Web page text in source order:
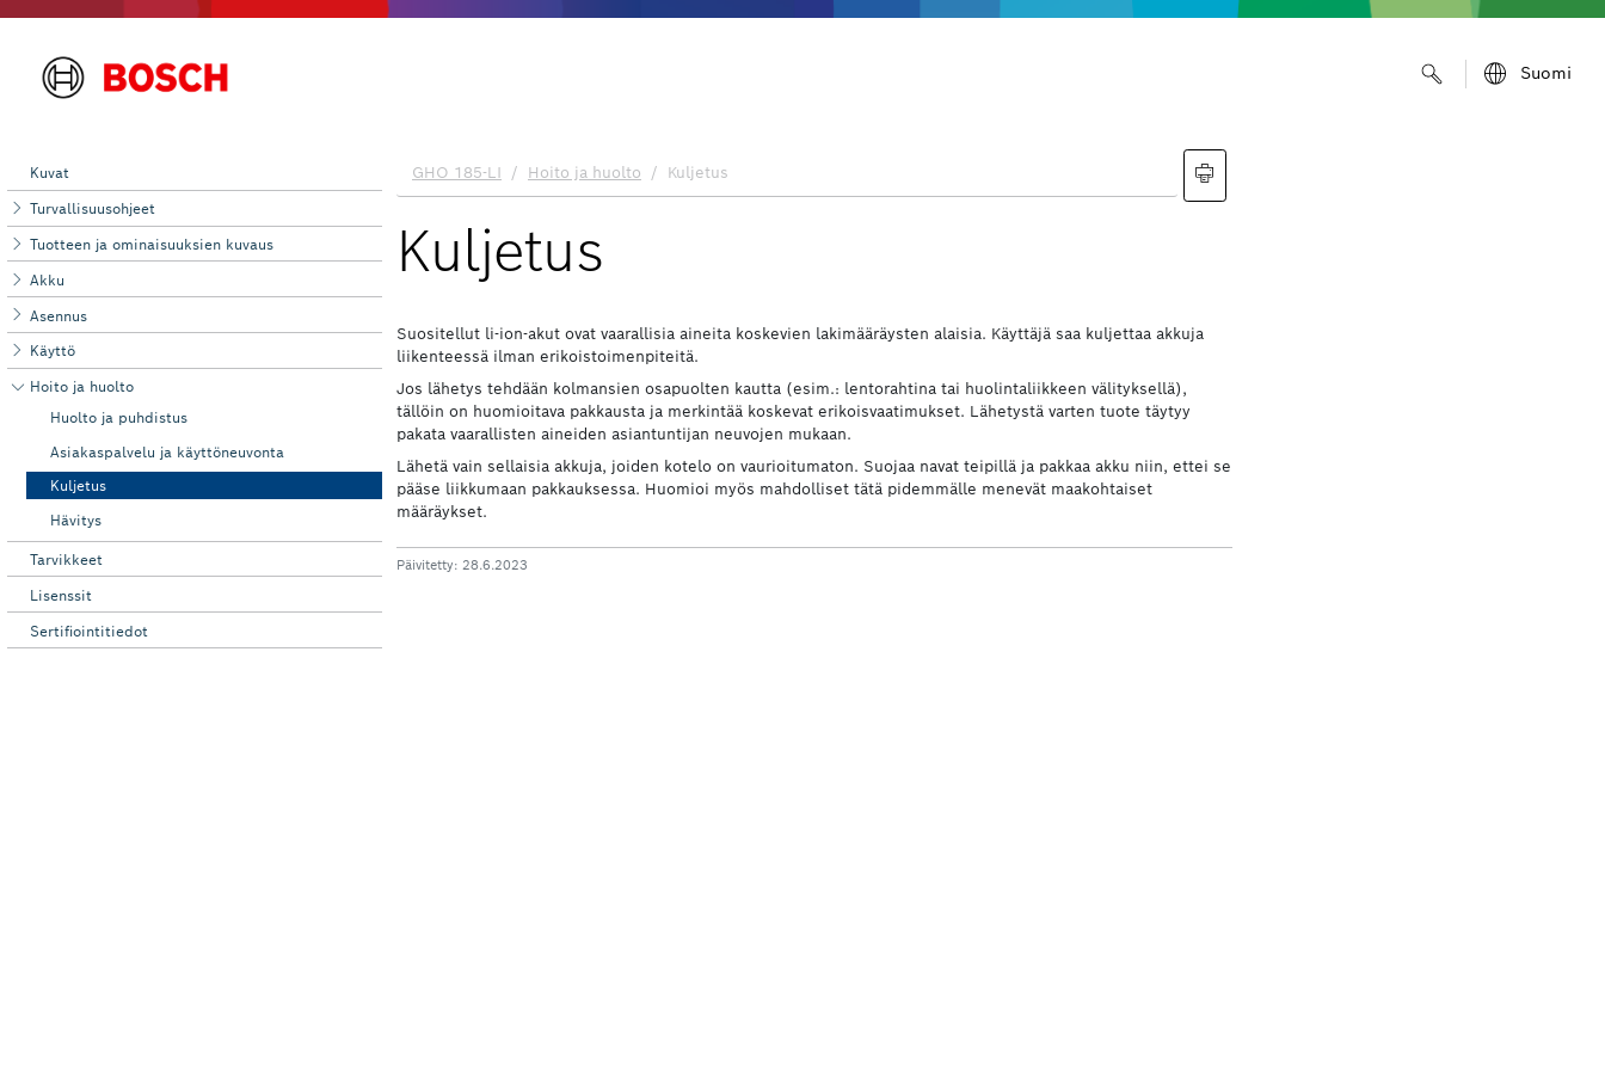
Suomi
Kuvat
Turvallisuusohjeet
Tuotteen ja ominaisuuksien kuvaus
Akku
Asennus
Käyttö
Hoito ja huolto
Huolto ja puhdistus
Asiakaspalvelu ja käyttöneuvonta
Kuljetus
Hävitys
Tarvikkeet
Lisenssit
Sertifiointitiedot